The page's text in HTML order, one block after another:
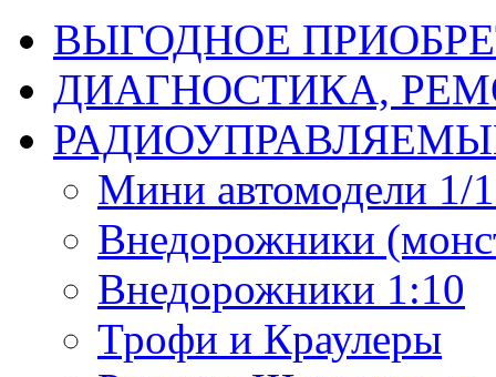
ВЫГОДНОЕ
ДИАГНОСТИКА,
Мини автомодели 1/
Внедорожники
Внедорожники 1:10
Трофи и Краулеры